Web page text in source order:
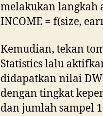
melakukan langkah
INCOME = f(size,
Kemudian, tekan
Statistics lalu
didapatkan nilai
dengan tingkat
dan jumlah sampel